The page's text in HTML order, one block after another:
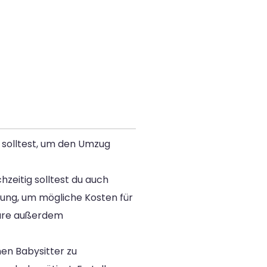
um den Umzug
solltest du auch
um mögliche Kosten für
außerdem
Babysitter zu